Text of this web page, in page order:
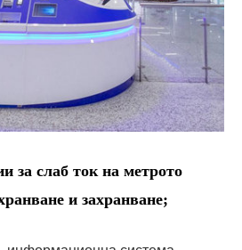
за слаб ток на метрото
и захранване;